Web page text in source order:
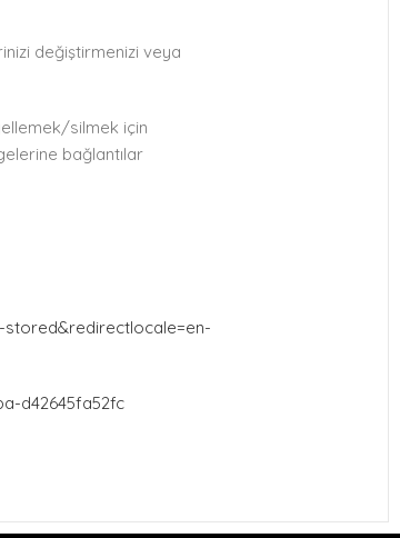
değiştirmenizi veya
silmek için
bağlantılar
d42645fa52fc